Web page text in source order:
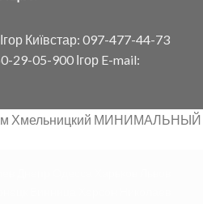
Київстар: 097-477-44-73
29-05-900 Ігор E-mail:
Хмельницкий МИНИМАЛЬНЫЙ